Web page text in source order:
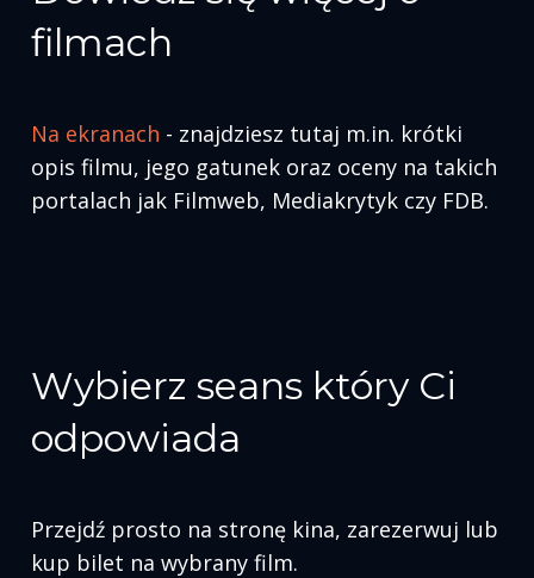
filmach
Na ekranach - znajdziesz tutaj m.in. krótki
opis filmu, jego gatunek oraz oceny na takich
portalach jak Filmweb, Mediakrytyk czy FDB.
Wybierz seans który Ci
odpowiada
Przejdź prosto na stronę kina, zarezerwuj lub
kup bilet na wybrany film.